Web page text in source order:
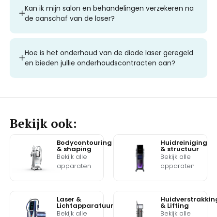
Kan ik mijn salon en behandelingen verzekeren na
de aanschaf van de laser?
Hoe is het onderhoud van de diode laser geregeld
en bieden jullie onderhoudscontracten aan?
Bekijk ook:
Bodycontouring
& shaping
Bekijk alle
apparaten
Huidreiniging
& structuur
Bekijk alle
apparaten
Laser &
Lichtapparatuur
Bekijk alle
& Lifting
Bekijk alle